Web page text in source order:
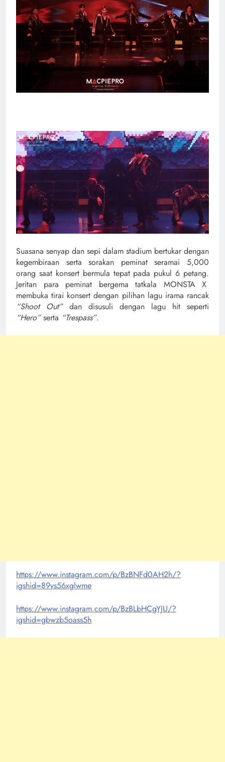
Suasana senyap dan sepi dalam stadium bertukar dengan
kegembiraan serta sorakan peminat seramai 5,000
orang saat konsert bermula tepat pada pukul 6 petang.
Jeritan para peminat bergema tatkala MONSTA X
membuka tirai konsert dengan pilihan lagu irama rancak
“Shoot Out” dan disusuli dengan lagu hit seperti
“Hero”serta “Trespass”.
https://www.instagram.com/p/BzBNFd0AH2h/?
igshid=89ys56xglwme
https://www.instagram.com/p/BzBLbHCgYJU/?
igshid=gbwzb5oass5h